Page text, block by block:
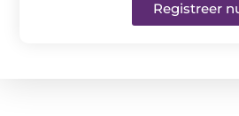
Registreer